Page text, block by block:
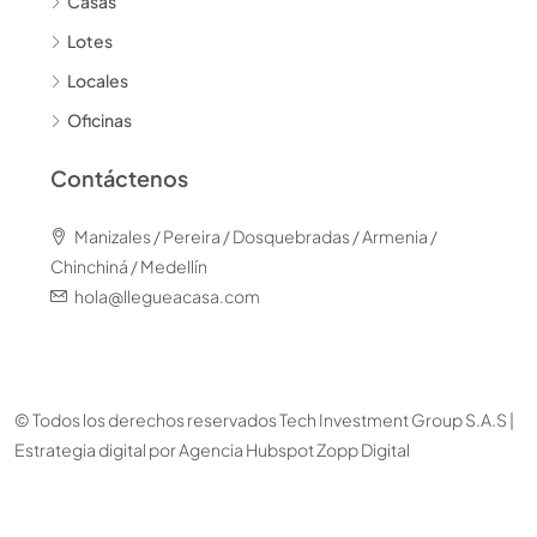
Lotes
Locales
Oficinas
Contáctenos
Manizales / Pereira / Dosquebradas / Armenia /
Chinchiná / Medellín
hola@llegueacasa.com
© Todos los derechos reservados Tech Investment Group S.A.S |
Estrategia digital porAgencia Hubspot Zopp Digital